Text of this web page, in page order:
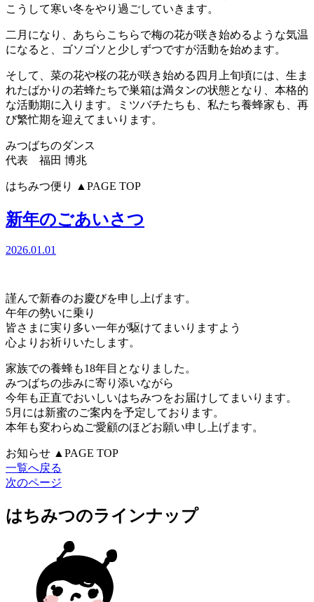
こうして寒い冬をやり過ごしていきます。
二月になり、あちらこちらで梅の花が咲き始めるような気温
になると、ゴソゴソと少しずつですが活動を始めます。
そして、菜の花や桜の花が咲き始める四月上旬頃には、生ま
れたばかりの若蜂たちで巣箱は満タンの状態となり、本格的
な活動期に入ります。ミツバチたちも、私たち養蜂家も、再
び繁忙期を迎えてまいります。
みつばちのダンス
代表 福田 博兆
はちみつ便り ▲PAGE TOP
新年のごあいさつ
2026.01.01
謹んで新春のお慶びを申し上げます。
午年の勢いに乗り
皆さまに実り多い一年が駆けてまいりますよう
心よりお祈りいたします。
家族での養蜂も18年目となりました。
みつばちの歩みに寄り添いながら
今年も正直でおいしいはちみつをお届けしてまいります。
5月には新蜜のご案内を予定しております。
本年も変わらぬご愛顧のほどお願い申し上げます。
お知らせ ▲PAGE TOP
一覧へ戻る
次のページ
はちみつのラインナップ